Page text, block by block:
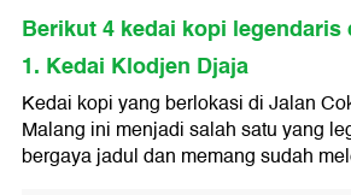
Berikut 4 kedai kopi legendaris
1. Kedai Klodjen Djaja
Kedai kopi yang berlokasi di Jalan
Malang ini menjadi salah satu yang
bergaya jadul dan memang sudah